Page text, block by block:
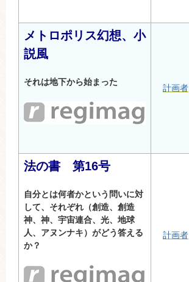
メトロポリス幻想、小
説風
それは地下から始まった
計画者
法の書 第16号
自分とは何者かという問いに対
して、それぞれ（創造、創造
神、神、宇宙連合、光、地球
人、アヌンナキ）がどう答える
か？
計画者